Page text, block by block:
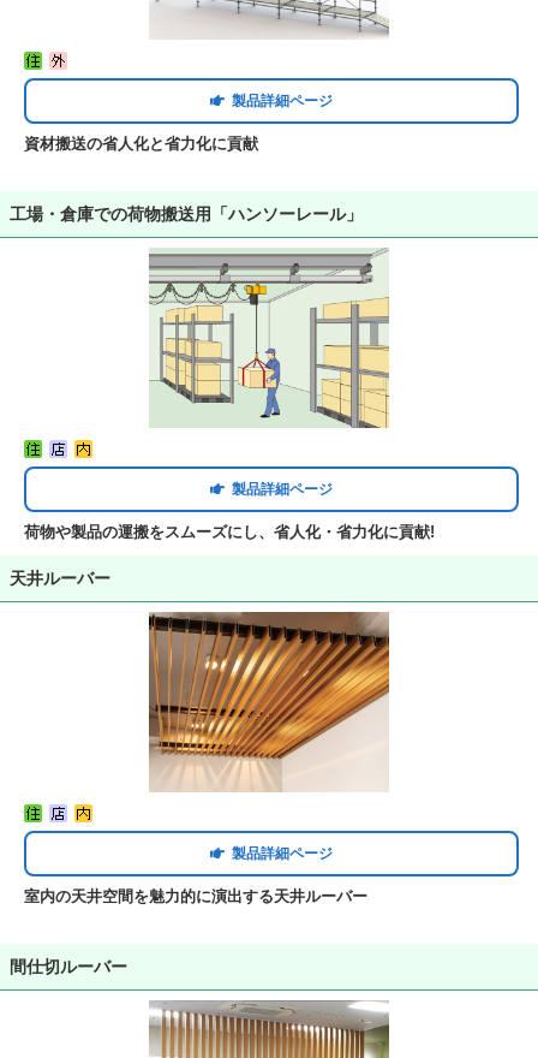
製品詳細ページ
資材搬送の省人化と省力化に貢献
工場・倉庫での荷物搬送用「ハンソーレール」
製品詳細ページ
荷物や製品の運搬をスムーズにし、省人化・省力化に貢献!
天井ルーバー
製品詳細ページ
室内の天井空間を魅力的に演出する天井ルーバー
間仕切ルーバー